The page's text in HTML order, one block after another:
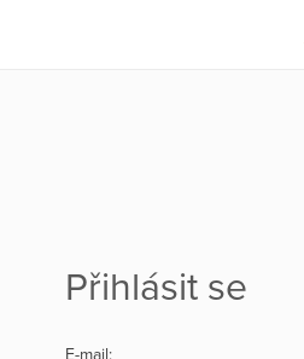
Přihlásit se
E-mail: